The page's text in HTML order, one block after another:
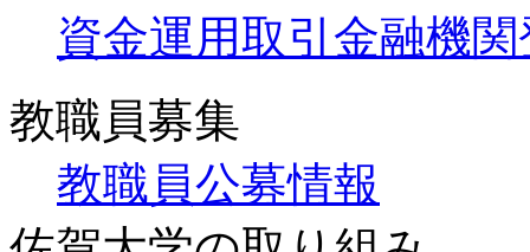
資金運用取引金融機
教職員募集
教職員公募情報